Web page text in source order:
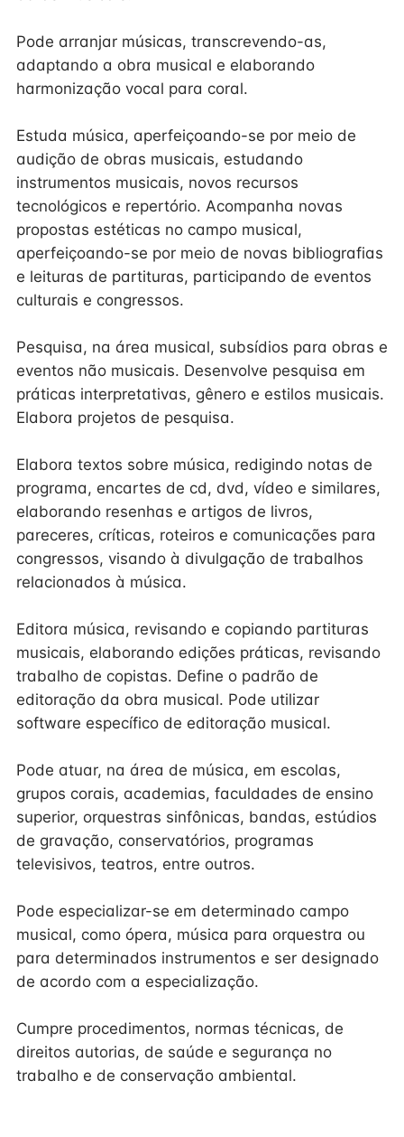
Pode arranjar músicas, transcrevendo-as,
adaptando a obra musical e elaborando
harmonização vocal para coral.
Estuda música, aperfeiçoando-se por meio de
audição de obras musicais, estudando
instrumentos musicais, novos recursos
tecnológicos e repertório. Acompanha novas
propostas estéticas no campo musical,
aperfeiçoando-se por meio de novas bibliografias
e leituras de partituras, participando de eventos
culturais e congressos.
Pesquisa, na área musical, subsídios para obras e
eventos não musicais. Desenvolve pesquisa em
práticas interpretativas, gênero e estilos musicais.
Elabora projetos de pesquisa.
Elabora textos sobre música, redigindo notas de
programa, encartes de cd, dvd, vídeo e similares,
elaborando resenhas e artigos de livros,
pareceres, críticas, roteiros e comunicações para
congressos, visando à divulgação de trabalhos
relacionados à música.
Editora música, revisando e copiando partituras
musicais, elaborando edições práticas, revisando
trabalho de copistas. Define o padrão de
editoração da obra musical. Pode utilizar
software específico de editoração musical.
Pode atuar, na área de música, em escolas,
grupos corais, academias, faculdades de ensino
superior, orquestras sinfônicas, bandas, estúdios
de gravação, conservatórios, programas
televisivos, teatros, entre outros.
Pode especializar-se em determinado campo
musical, como ópera, música para orquestra ou
para determinados instrumentos e ser designado
de acordo com a especialização.
Cumpre procedimentos, normas técnicas, de
direitos autorias, de saúde e segurança no
trabalho e de conservação ambiental.